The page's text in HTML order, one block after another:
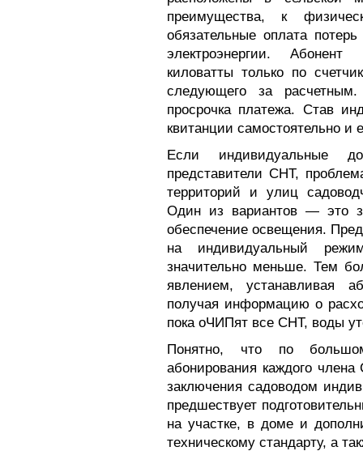
преимущества, к
обязательные оплата
электроэнергии. Абонент
киловатты только по
следующего за
просрочка платежа. Став
квитанции самостоятельно и
Если индивидуальные
представители СНТ,
территорий и улиц
Один из вариантов — это
обеспечение освещения.
на индивидуальный
значительно меньше. Тем
явлением, устанавливая
получая информацию о
пока оЧИПят все СНТ, воды
Понятно, что по
абонирования каждого
заключения садоводом
предшествует
на участке, в доме и
техническому стандарту, а